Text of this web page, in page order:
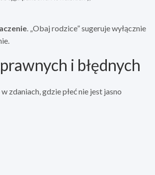
. „Obaj rodzice” sugeruje wyłącznie
i błędnych
zdaniach, gdzie płeć nie jest jasno